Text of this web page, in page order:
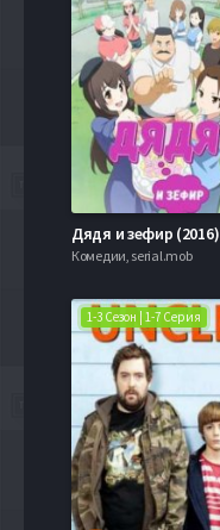
Дядя и зефир (2016)
Комедии, serial.mob
1-3 Сезон | 1-7 Серия